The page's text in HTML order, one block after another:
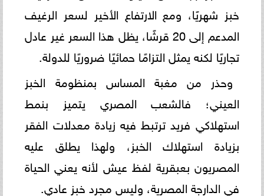
خبز شهريًا، ومع الارتفاع الأخير لسعر الرغيف
المدعم إلى 20 قرشًا، يظل هذا السعر غير عادل
تجاريًا لكنه يمثل التزامًا حمائيًا ضروريًا للدولة.
وحذر من مغبة المساس بمنظومة الخبز
العيني؛ فالشعب المصري يتميز بنمط
استهلاكي فريد ترتبط فيه زيادة معدلات الفقر
بزيادة استهلاك الخبز، ولهذا يطلق عليه
المصريون بعبقرية لفظ عيش لأنه يعني الحياة
في الدارجة المصرية، وليس مجرد خبز عادي.